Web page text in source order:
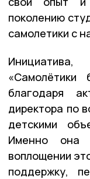
поколению
самолетики с
«Самолётики
благодаря
директора по
детскими
Именно она
воплощении
поддержку,